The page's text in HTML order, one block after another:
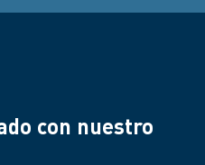
con nuestro